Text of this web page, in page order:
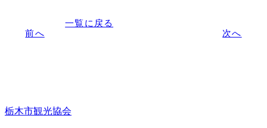
前へ
一覧に戻る
次へ
栃木市観光協会